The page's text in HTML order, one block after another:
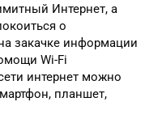
Интернет, а
о
закачке информации
Wi-Fi
интернет можно
планшет,